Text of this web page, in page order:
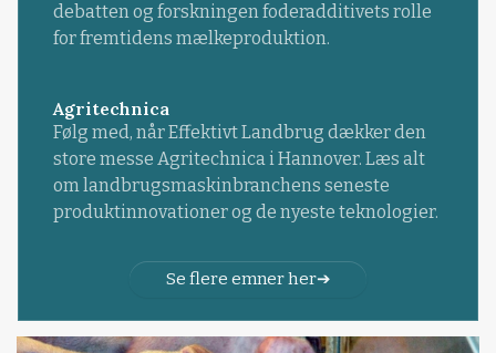
debatten og forskningen foderadditivets rolle
for fremtidens mælkeproduktion.
Agritechnica
Følg med, når Effektivt Landbrug dækker den
store messe Agritechnica i Hannover. Læs alt
om landbrugsmaskinbranchens seneste
produktinnovationer og de nyeste teknologier.
Se flere emner her